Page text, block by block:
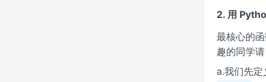
2. 用
最核心的
趣的同学请
a.我们先